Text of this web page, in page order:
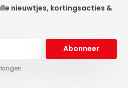
nieuwtjes, kortingsacties &
Abonneer